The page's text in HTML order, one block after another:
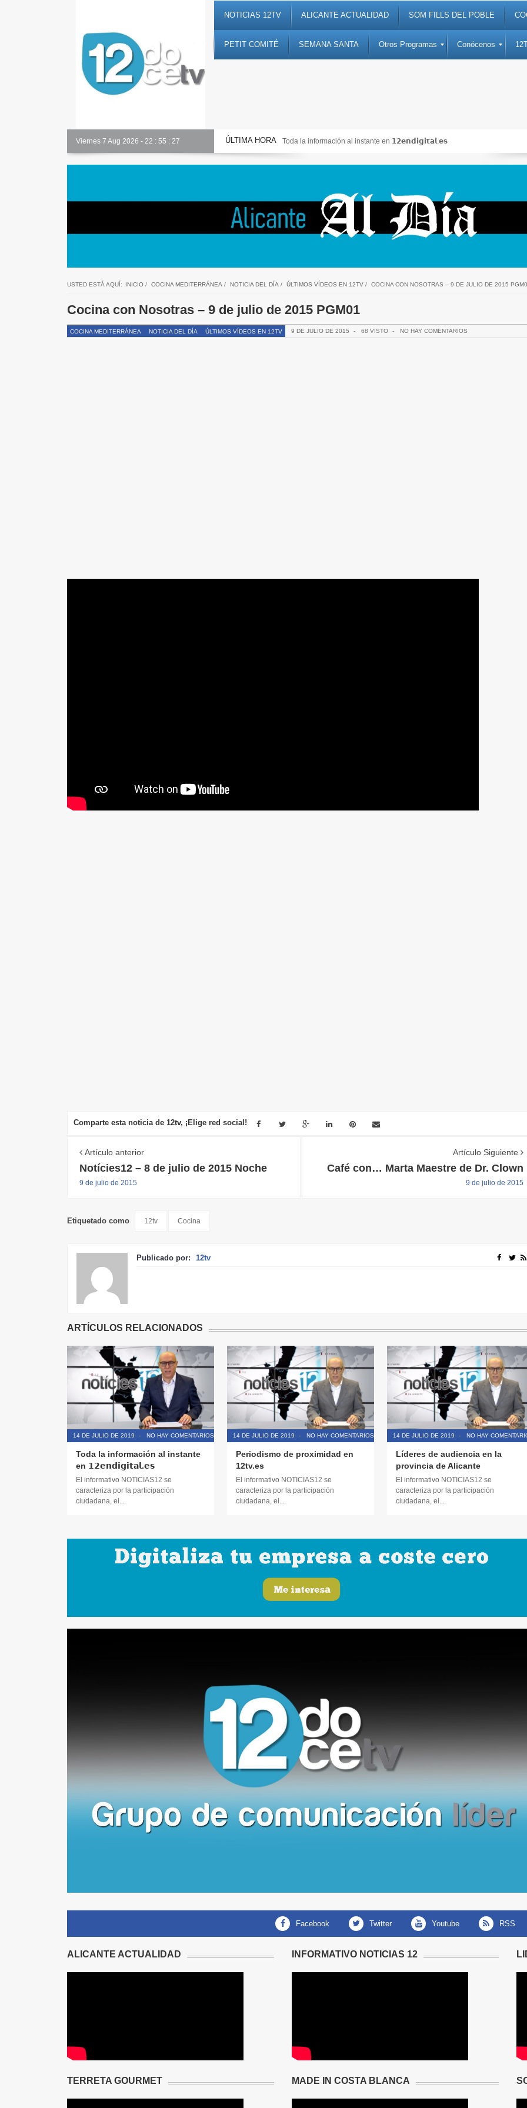
NOTICIAS 12TV ALICANTE ACTUALIDAD SOM FILLS DEL POBLE
PETIT COMITÉ SEMANA SANTA Otros Programas Conócenos
Viernes 7 Aug 2026 - 22 : 55 : 28 ÚLTIMA HORA
Alicante Actualidad Toda la información al instante en 𝟭𝟮𝗲𝗻𝗱𝗶𝗴𝗶𝘁𝗮𝗹.𝗲𝘀
USTED ESTÁ AQUÍ: INICIO/ COCINA MEDITERRÁNEA / NOTICIA DEL DÍA / ÚLTIMOS VÍDEOS EN 12TV/ COCINA CON NOSOTRAS – 9 DE JULIO DE 2015
Cocina con Nosotras – 9 de julio de 2015 PGM01
COCINA MEDITERRÁNEA NOTICIA DEL DÍA ÚLTIMOS VÍDEOS EN 12TV 9 DE JULIO DE 2015 - 68 VISTO - NO HAY COMENTARIOS
Comparte esta noticia de 12tv, ¡Elige red social!
Artículo anterior
Notícies12 – 8 de julio de 2015 Noche
9 de julio de 2015
Artículo Siguiente
Café con… Marta Maestre de Dr. Clown
9 de julio de 2015
Etiquetado como 12tv Cocina
Publicado por: 12tv
ARTÍCULOS RELACIONADOS
14 DE JULIO DE 2019 - NO HAY COMENTARIOS
Toda la información al instante
en 𝟭𝟮𝗲𝗻𝗱𝗶𝗴𝗶𝘁𝗮𝗹.𝗲𝘀
El informativo NOTICIAS12 se
caracteriza por la participación
ciudadana, el...
14 DE JULIO DE 2019 - NO HAY COMENTARIOS
Periodismo de proximidad en
12tv.es
El informativo NOTICIAS12 se
caracteriza por la participación
ciudadana, el...
14 DE JULIO DE 2019 - NO HAY
Líderes de audiencia en la
provincia de Alicante
El informativo NOTICIAS12 se
caracteriza por la participación
ciudadana, el...
facebook twitter youtube RSS
ALICANTE ACTUALIDAD
TERRETA GOURMET
INFORMATIVO NOTICIAS 12
MADE IN COSTA BLANCA